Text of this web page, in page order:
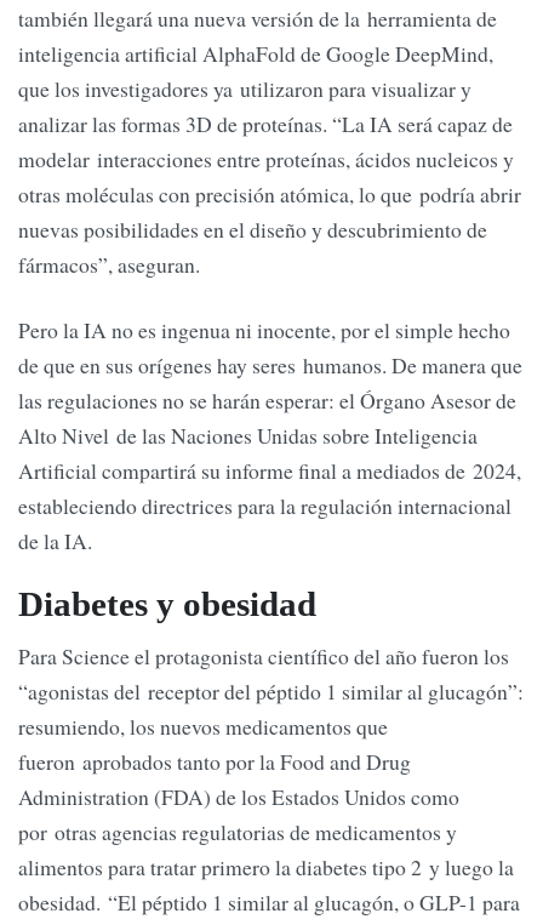
también llegará una nueva versión de la herramienta de
inteligencia artificial AlphaFold de Google DeepMind,
que los investigadores ya utilizaron para visualizar y
analizar las formas 3D de proteínas. “La IA será capaz de
modelar interacciones entre proteínas, ácidos nucleicos y
otras moléculas con precisión atómica, lo que podría abrir
nuevas posibilidades en el diseño y descubrimiento de
fármacos”, aseguran.
Pero la IA no es ingenua ni inocente, por el simple hecho
de que en sus orígenes hay seres humanos. De manera que
las regulaciones no se harán esperar: el Órgano Asesor de
Alto Nivel de las Naciones Unidas sobre Inteligencia
Artificial compartirá su informe final a mediados de 2024,
estableciendo directrices para la regulación internacional
de la IA.
Diabetes y obesidad
Para Science el protagonista científico del año fueron los
“agonistas del receptor del péptido 1 similar al glucagón”:
resumiendo, los nuevos medicamentos que
fueron aprobados tanto por la Food and Drug
Administration (FDA) de los Estados Unidos como
por otras agencias regulatorias de medicamentos y
alimentos para tratar primero la diabetes tipo 2 y luego la
obesidad. “El péptido 1 similar al glucagón, o GLP-1 para